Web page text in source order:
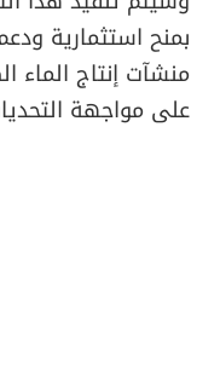
بمنح استثمارية
منشآت إنتاج الماء
على مواجهة